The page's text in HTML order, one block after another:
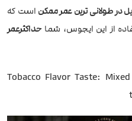
در طولانی ترین عمر ممکن است که
از این ایجوس، شماحداکثرعمر
Tobacco Flavor Taste: